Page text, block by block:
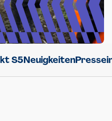
S5Neuigkeiten